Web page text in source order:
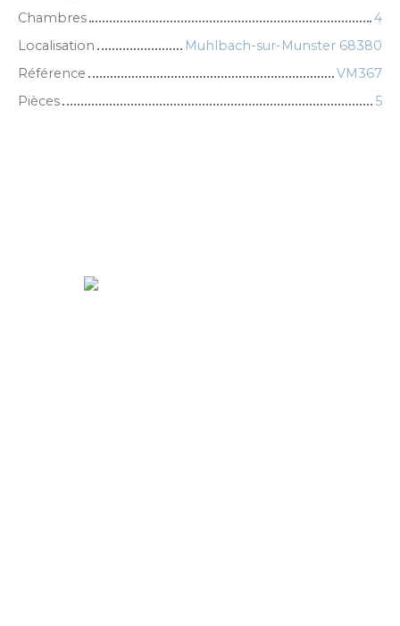
Chambres
4
Localisation
Muhlbach-sur-Munster 68380
Référence
VM367
Pièces
5